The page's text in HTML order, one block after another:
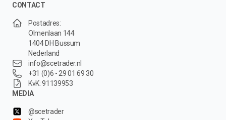
CONTACT
Postadres:
Olmenlaan 144
1404 DH Bussum
Nederland
info@scetrader.nl
+31 (0)6 - 29 01 69 30
KvK: 91139953
MEDIA
@scetrader